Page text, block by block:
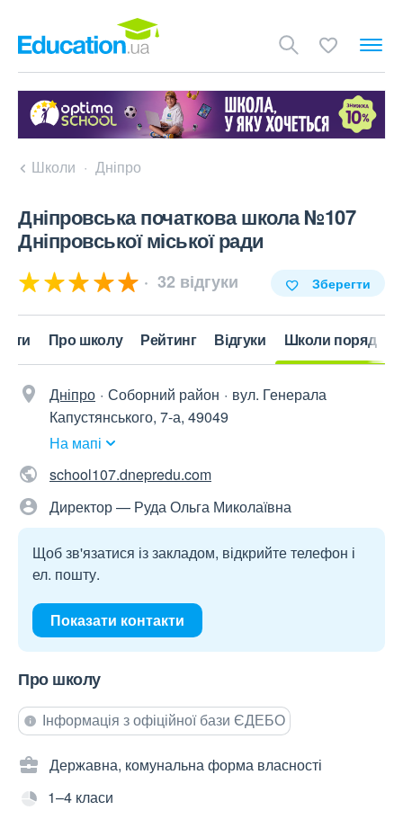
Школи Дніпро
Дніпровська початкова школа №107
Дніпровської міської ради
32 відгуки Зберегти
Про школу Рейтинг Відгуки Школи поряд
Дніпро Соборний район
вул. Генерала
Капустянського, 7-а, 49049
На мапі
school107.dnepredu.com
Директор — Руда Ольга Миколаївна
Щоб зв'язатися із закладом, відкрийте телефон і
ел. пошту.
Показати контакти
Про школу
Інформація з офіційної бази ЄДЕБО
Державна, комунальна форма власності
1–4 класи